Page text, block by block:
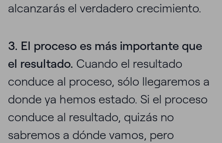
alcanzarás el verdadero crecimiento.
3. El proceso es más importante que
el resultado. Cuando el resultado
conduce al proceso, sólo llegaremos a
donde ya hemos estado. Si el proceso
conduce al resultado, quizás no
sabremos a dónde vamos, pero